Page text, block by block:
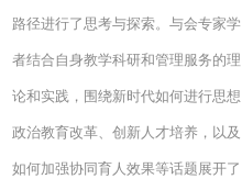
路径进行了思考与探索。与会专家学
者结合自身教学科研和管理服务的理
论和实践，围绕新时代如何进行思想
政治教育改革、创新人才培养，以及
如何加强协同育人效果等话题展开了